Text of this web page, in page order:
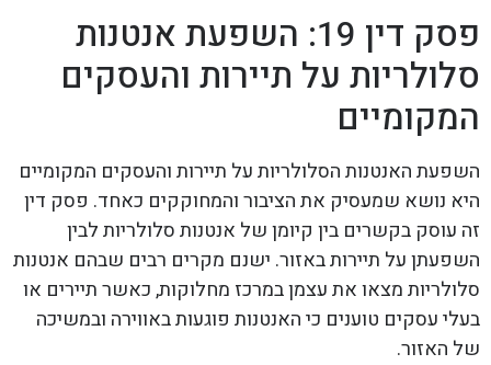
פסק דין 19: השפעת אנטנות
סלולריות על תיירות והעסקים
המקומיים
השפעת האנטנות הסלולריות על תיירות והעסקים המקומיים
היא נושא שמעסיק את הציבור והמחוקקים כאחד. פסק דין
זה עוסק בקשרים בין קיומן של אנטנות סלולריות לבין
השפעתן על תיירות באזור. ישנם מקרים רבים שבהם אנטנות
סלולריות מצאו את עצמן במרכז מחלוקות, כאשר תיירים או
בעלי עסקים טוענים כי האנטנות פוגעות באווירה ובמשיכה
של האזור.